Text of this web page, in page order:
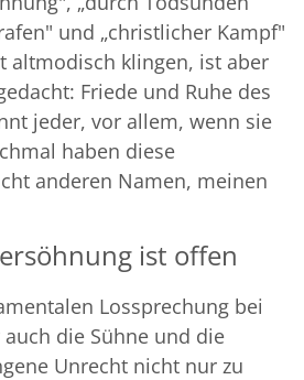
und „christlicher Kampf"
altmodisch klingen, ist aber
Friede und Ruhe des
jeder, vor allem, wenn sie
haben diese
anderen Namen, meinen
ist offen
Lossprechung bei
die Sühne und die
Unrecht nicht nur zu